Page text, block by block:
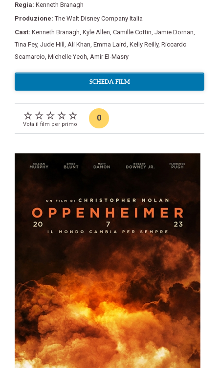
Regia: Kenneth Branagh
Produzione:The Walt Disney Company Italia
Cast: Kenneth Branagh Kyle Allen Camille Cottin Jamie Dornan
Tina Fey, Jude Hill Ali Khan Emma Laird Kelly Reilly, Riccardo
Scamarcio Michelle Yeoh Amir El-Masry
SCHEDA FILM
Vota il film per primo
0